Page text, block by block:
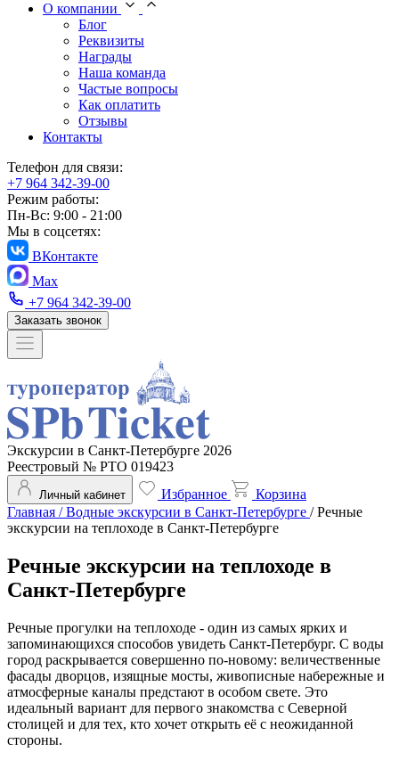
О компании
Блог
Реквизиты
Награды
Наша команда
Частые вопросы
Как оплатить
Отзывы
Контакты
Телефон для связи:
+7 964 342-39-00
Режим работы:
Пн-Вс: 9:00 - 21:00
Мы в соцсетях:
ВКонтакте
Max
+7 964 342-39-00
Заказать звонок
Экскурсии в Санкт-Петербурге 2026
Реестровый № РТО 019423
Личный кабинет Избранное
Корзина
Главная /Водные экскурсии в Санкт-Петербурге /Речные
экскурсии на теплоходе в Санкт-Петербурге
Речные экскурсии на теплоходе в
Санкт-Петербурге
Речные прогулки на теплоходе - один из самых ярких и
запоминающихся способов увидеть Санкт-Петербург. С воды
город раскрывается совершенно по-новому: величественные
фасады дворцов, изящные мосты, живописные набережные и
атмосферные каналы предстают в особом свете. Это
идеальный вариант для первого знакомства с Северной
столицей и для тех, кто хочет открыть её с неожиданной
стороны.